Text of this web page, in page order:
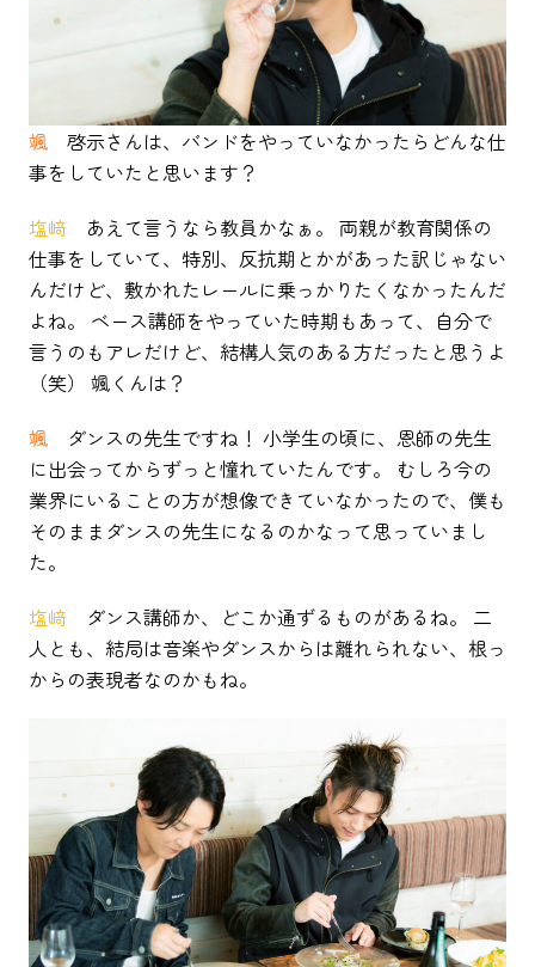
颯 啓示さんは、バンドをやっていなかったらどんな仕
事をしていたと思います？
塩﨑 あえて言うなら教員かなぁ。 両親が教育関係の
仕事をしていて、特別、反抗期とかがあった訳じゃない
んだけど、敷かれたレールに乗っかりたくなかったんだ
よね。 ベース講師をやっていた時期もあって、自分で
言うのもアレだけど、結構人気のある方だったと思うよ
（笑） 颯くんは？
颯 ダンスの先生ですね！ 小学生の頃に、恩師の先生
に出会ってからずっと憧れていたんです。 むしろ今の
業界にいることの方が想像できていなかったので、僕も
そのままダンスの先生になるのかなって思っていまし
た。
塩﨑 ダンス講師か、どこか通ずるものがあるね。 二
人とも、結局は音楽やダンスからは離れられない、根っ
からの表現者なのかもね。